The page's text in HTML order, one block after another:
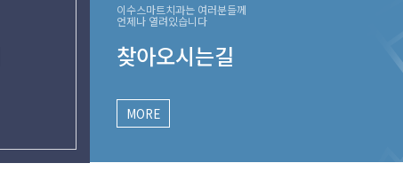
이수스마트치과는 여러분들께
언제나 열려있습니다
찾아오시는길
MORE